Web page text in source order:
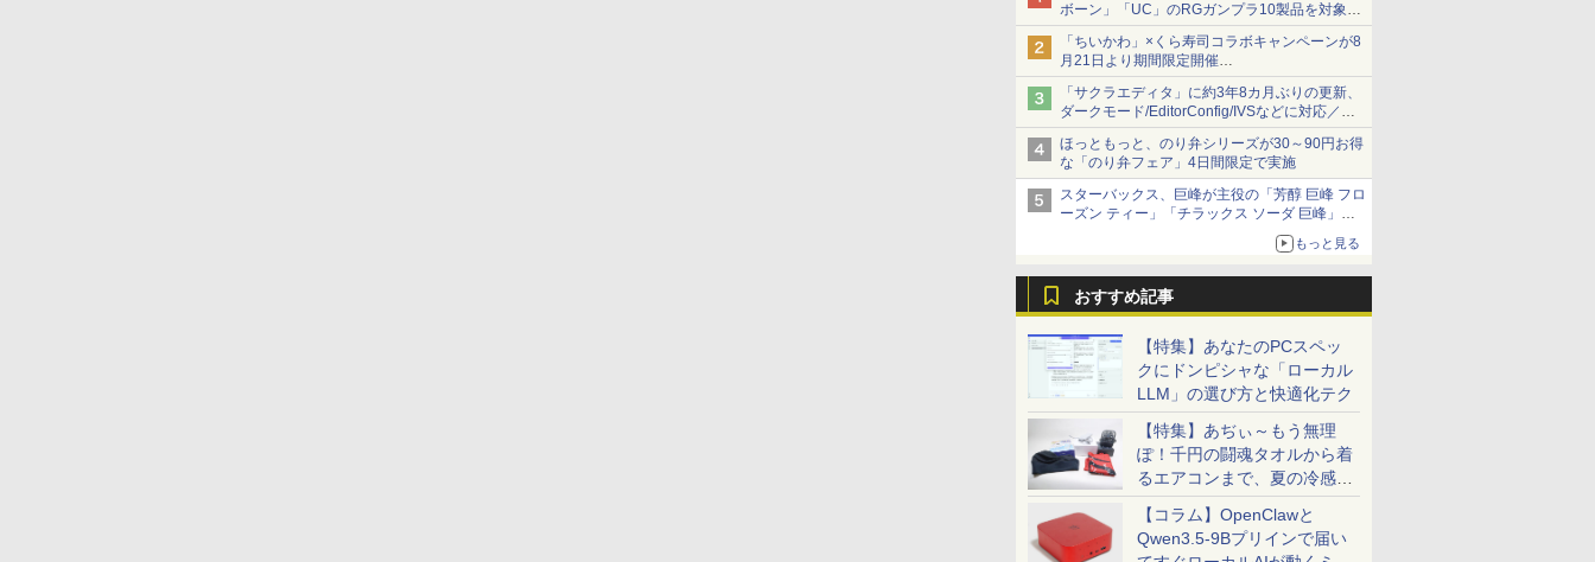
ボーン」「UC」のRGガンプラ10製品を対象に
した抽選販売が8月10日11時より実施！
「ちいかわ」×くら寿司コラボキャンペーンが8
月21日より期間限定開催
オリジナルの湯呑みや寿司皿が景品に登場！
「サクラエディタ」に約3年8カ月ぶりの更新、
ダークモード/EditorConfig/IVSなどに対応／複
数の脆弱性に対処したセキュリティアップデー
ト
ほっともっと、のり弁シリーズが30～90円お得
な「のり弁フェア」4日間限定で実施
スターバックス、巨峰が主役の「芳醇 巨峰 フロ
ーズン ティー」「チラックス ソーダ 巨峰」発
もっと見る
おすすめ記事
【特集】あなたのPCスペッ
クにドンピシャな「ローカル
LLM」の選び方と快適化テク
【特集】あぢぃ～もう無理
ぽ！千円の闘魂タオルから着
るエアコンまで、夏の冷感グ
ッズ一挙紹介
【コラム】OpenClawと
Qwen3.5-9Bプリインで届い